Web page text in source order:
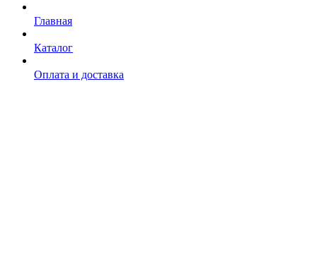
Главная
Каталог
Оплата и доставка